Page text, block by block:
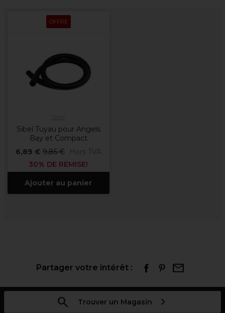
OFFRE
Sibel Tuyau pour Angels
Bay et Compact
6,89 € 9,85 €
Hors TVA
30% DE REMISE!
Ajouter au panier
Partager votre intérêt :
Trouver un Magasin